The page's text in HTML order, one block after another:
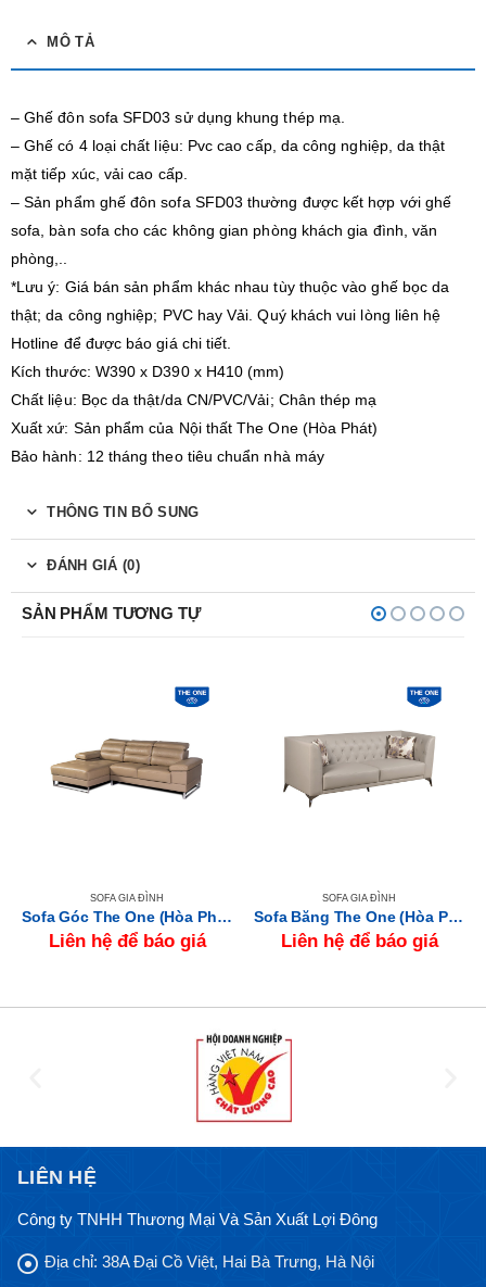
MÔ TẢ
– Ghế đôn sofa SFD03 sử dụng khung thép mạ.
– Ghế có 4 loại chất liệu: Pvc cao cấp, da công nghiệp, da thật
mặt tiếp xúc, vải cao cấp.
– Sản phẩm ghế đôn sofa SFD03 thường được kết hợp với ghế
sofa, bàn sofa cho các không gian phòng khách gia đình, văn
phòng,..
*Lưu ý: Giá bán sản phẩm khác nhau tùy thuộc vào ghế bọc da
thật; da công nghiệp; PVC hay Vải. Quý khách vui lòng liên hệ
Hotline để được báo giá chi tiết.
Kích thước: W390 x D390 x H410 (mm)
Chất liệu: Bọc da thật/da CN/PVC/Vải; Chân thép mạ
Xuất xứ: Sản phẩm của Nội thất The One (Hòa Phát)
Bảo hành: 12 tháng theo tiêu chuẩn nhà máy
THÔNG TIN BỔ SUNG
ĐÁNH GIÁ (0)
SẢN PHẨM TƯƠNG TỰ
SOFA GIA ĐÌNH
Sofa Góc The One (Hòa Phát) SF63
Liên hệ để báo giá
SOFA GIA ĐÌNH
Sofa Băng The One (Hòa Phát) SF321-3
Liên hệ để báo giá
LIÊN HỆ
Công ty TNHH Thương Mại Và Sản Xuất Lợi Đông
Địa chỉ: 38A Đại Cồ Việt, Hai Bà Trưng, Hà Nội